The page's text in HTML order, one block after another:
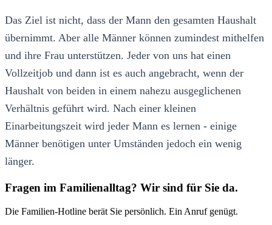
Das Ziel ist nicht, dass der Mann den gesamten Haushalt
übernimmt. Aber alle Männer können zumindest mithelfen
und ihre Frau unterstützen. Jeder von uns hat einen
Vollzeitjob und dann ist es auch angebracht, wenn der
Haushalt von beiden in einem nahezu ausgeglichenen
Verhältnis geführt wird. Nach einer kleinen
Einarbeitungszeit wird jeder Mann es lernen - einige
Männer benötigen unter Umständen jedoch ein wenig
länger.
Fragen im Familienalltag? Wir sind für Sie da.
Die Familien-Hotline berät Sie persönlich. Ein Anruf genügt.